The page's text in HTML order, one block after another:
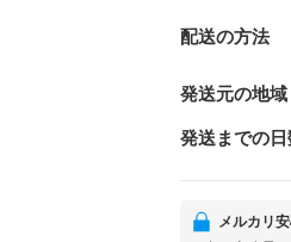
配送の方法
発送元の地域
発送までの日
メルカリ